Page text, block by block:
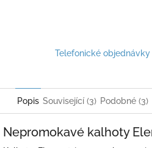
Telefonické objednávky
Popis Související (3) Podobné (3)
Nepromokavé kalhoty